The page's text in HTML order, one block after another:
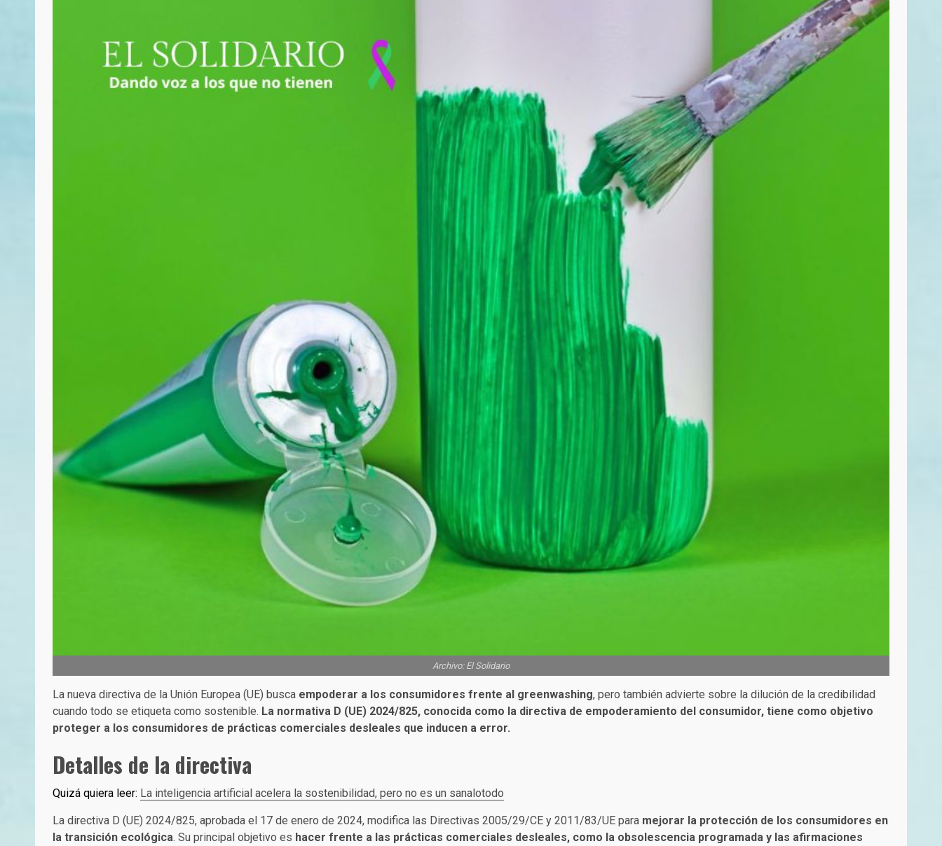
Archivo: El Solidario
La nueva directiva de la Unión Europea (UE) busca empoderar a los consumidores frente al greenwashing, pero también advierte sobre la dilución de la credibilidad
cuando todo se etiqueta como sostenible. La normativa D (UE) 2024/825, conocida como la directiva de empoderamiento del consumidor, tiene como objetivo
proteger a los consumidores de prácticas comerciales desleales que inducen a error.
Detalles de la directiva
Quizá quiera leer: La inteligencia artificial acelera la sostenibilidad, pero no es un sanalotodo
La directiva D (UE) 2024/825, aprobada el 17 de enero de 2024, modifica las Directivas 2005/29/CE y 2011/83/UE para mejorar la protección de los consumidores en
la transición ecológica. Su principal objetivo es hacer frente a las prácticas comerciales desleales, como la obsolescencia programada y las afirmaciones